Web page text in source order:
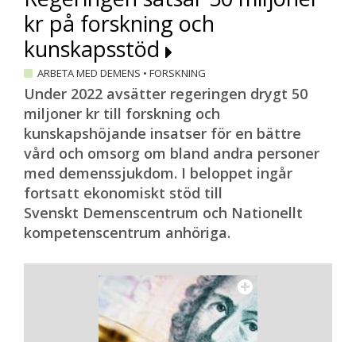
kr på forskning och
kunskapsstöd
ARBETA MED DEMENS • FORSKNING
Under 2022 avsätter regeringen drygt 50
miljoner kr till forskning och
kunskapshöjande insatser för en bättre
vård och omsorg om bland andra personer
med demenssjukdom. I beloppet ingår
fortsatt ekonomiskt stöd till
Svenskt Demenscentrum och Nationellt
kompetenscentrum anhöriga.